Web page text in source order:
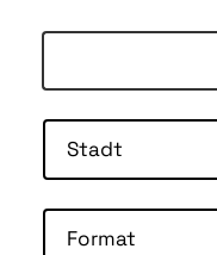
Stadt
Format